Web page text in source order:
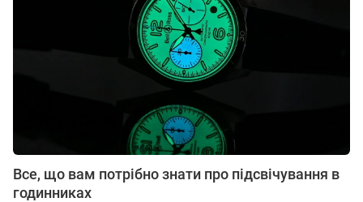
Все, що вам потрібно знати про підсвічування в
годинниках